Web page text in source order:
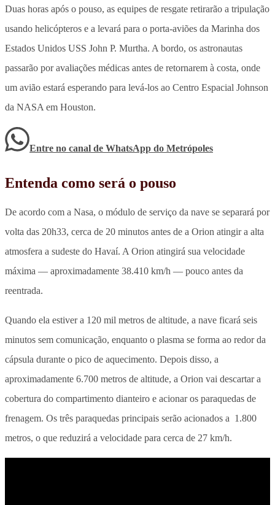
Duas horas após o pouso, as equipes de resgate retirarão a tripulação
usando helicópteros e a levará para o porta-aviões da Marinha dos
Estados Unidos USS John P. Murtha. A bordo, os astronautas
passarão por avaliações médicas antes de retornarem à costa, onde
um avião estará esperando para levá-los ao Centro Espacial Johnson
da NASA em Houston.
Entre no canal de WhatsApp do Metrópoles
Entenda como será o pouso
De acordo com a Nasa, o módulo de serviço da nave se separará por
volta das 20h33, cerca de 20 minutos antes de a Orion atingir a alta
atmosfera a sudeste do Havaí. A Orion atingirá sua velocidade
máxima — aproximadamente 38.410 km/h — pouco antes da
reentrada.
Quando ela estiver a 120 mil metros de altitude, a nave ficará seis
minutos sem comunicação, enquanto o plasma se forma ao redor da
cápsula durante o pico de aquecimento. Depois disso, a
aproximadamente 6.700 metros de altitude, a Orion vai descartar a
cobertura do compartimento dianteiro e acionar os paraquedas de
frenagem. Os três paraquedas principais serão acionados a 1.800
metros, o que reduzirá a velocidade para cerca de 27 km/h.